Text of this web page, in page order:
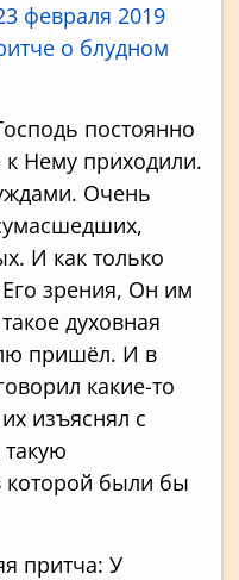
февраля 2019
о блудном
постоянно
Нему приходили.
Очень
И как только
зрения, Он им
духовная
пришёл. И в
какие-то
изъяснял с
которой были бы
притча: У